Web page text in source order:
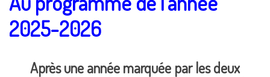
2025-2026
Après une année marquée par les deux